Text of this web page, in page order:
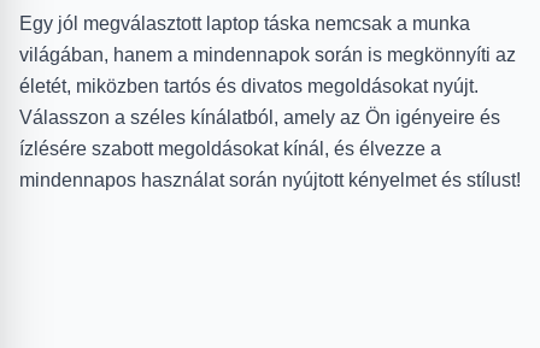
Egy jól megválasztott laptop táska nemcsak a munka
világában, hanem a mindennapok során is megkönnyíti az
életét, miközben tartós és divatos megoldásokat nyújt.
Válasszon a széles kínálatból, amely az Ön igényeire és
ízlésére szabott megoldásokat kínál, és élvezze a
mindennapos használat során nyújtott kényelmet és stílust!